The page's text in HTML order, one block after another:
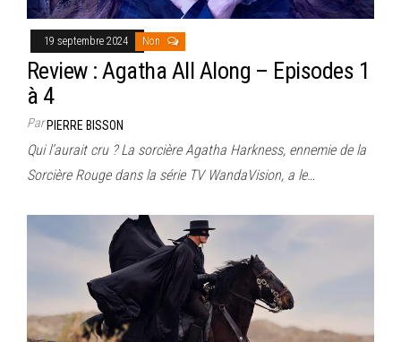
19 septembre 2024 Non
Review : Agatha All Along – Episodes 1
à 4
ParPIERRE BISSON
Qui l’aurait cru ? La sorcière Agatha Harkness, ennemie de la
Sorcière Rouge dans la série TV WandaVision, a le…